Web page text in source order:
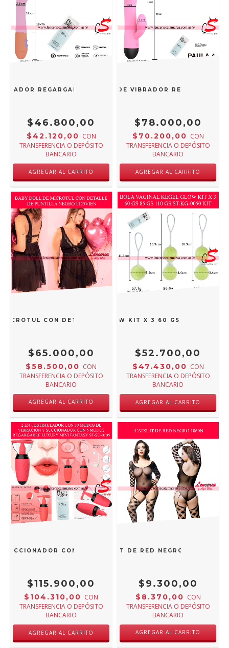
REGARGABLE 10 VELOCIDADES OLIVIA ST-VB-0027
$46.800,00
$42.120,00 CON
TRANSFERENCIA O DEPÓSITO
BANCARIO
ESTIMULADOR CON 7 MODOS DE VIBRADOR REGARGABLE
$78.000,00
$70.200,00 CON
TRANSFERENCIA O DEPÓSITO
BANCARIO
CON DETALLE DE PUNTILLA NEGRO 1125VIEN
$65.000,00
$58.500,00 CON
TRANSFERENCIA O DEPÓSITO
BANCARIO
AGREGAR AL CARRITO
ST BOLA VAGINAL KEGEL GLOW KIT X 3 60 GS 85 GS 110
$52.700,00
$47.430,00 CON
TRANSFERENCIA O DEPÓSITO
BANCARIO
CON 6 MODOS REGARGABLE LUXURY MINI
$115.900,00
$104.310,00 CON
TRANSFERENCIA O DEPÓSITO
BANCARIO
CATSUIT DE RED NEGRO 1060N
$9.300,00
$8.370,00 CON
TRANSFERENCIA O DEPÓSITO
BANCARIO
AGREGAR AL CARRITO